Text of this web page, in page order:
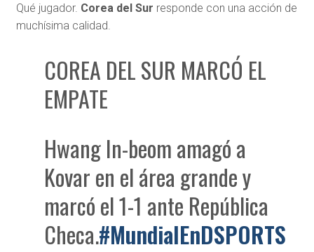
Qué jugador. Corea del Sur responde con una acción de
muchísima calidad.
COREA DEL SUR MARCÓ EL
EMPATE
Hwang In-beom amagó a
Kovar en el área grande y
marcó el 1-1 ante República
Checa.#MundialEnDSPORTS